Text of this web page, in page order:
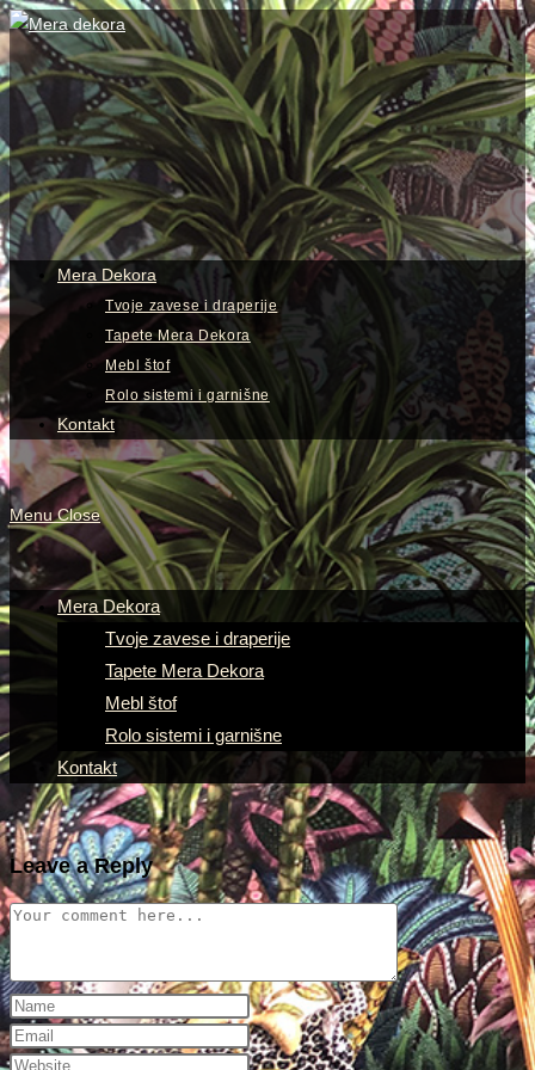
Skip
to
content
View
website
Menu
Mera Dekora
Tvoje zavese i draperije
Tapete Mera Dekora
Mebl štof
Rolo sistemi i garnišne
Kontakt
Menu Close
Mera Dekora
Tvoje zavese i draperije
Tapete Mera Dekora
Mebl štof
Rolo sistemi i garnišne
Kontakt
Leave a Reply
Comment
Enter
your
name
Enter
your
Enter